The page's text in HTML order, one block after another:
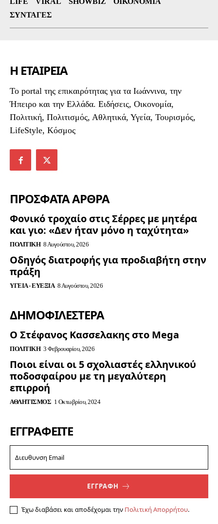
ΣΥΝΤΑΓΈΣ
Η ΕΤΑΙΡΕΙΑ
To portal της επικαιρότητας για τα Ιωάννινα, την
Ήπειρο και την Ελλάδα. Ειδήσεις, Οικονομία,
Πολιτική, Πολιτισμός, Αθλητικά, Υγεία, Τουρισμός,
LifeStyle, Κόσμος
ΠΡΟΣΦΑΤΑ ΑΡΘΡΑ
Φονικό τροχαίο στις Σέρρες με μητέρα
και γιο: «Δεν ήταν μόνο η ταχύτητα»
ΠΟΛΙΤΙΚΉ 8 Αυγούστου, 2026
Οδηγός διατροφής για προδιαβήτη στην
πράξη
ΥΓΕΊΑ - ΕΥΕΞΊΑ 8 Αυγούστου, 2026
ΔΗΜΟΦΙΛΈΣΤΕΡΑ
Ο Στέφανος Κασσελακης στο Mega
ΠΟΛΙΤΙΚΉ 3 Φεβρουαρίου, 2026
Ποιοι είναι οι 5 σχολιαστές ελληνικού
ποδοσφαίρου με τη μεγαλύτερη
επιρροή
ΑΘΛΗΤΙΣΜΌΣ 1 Οκτωβρίου, 2024
ΕΓΓΡΑΦΕΊΤΕ
ΕΓΓΡΑΦΗ
Έχω διαβάσει και αποδέχομαι την Πολιτική Απορρήτου.